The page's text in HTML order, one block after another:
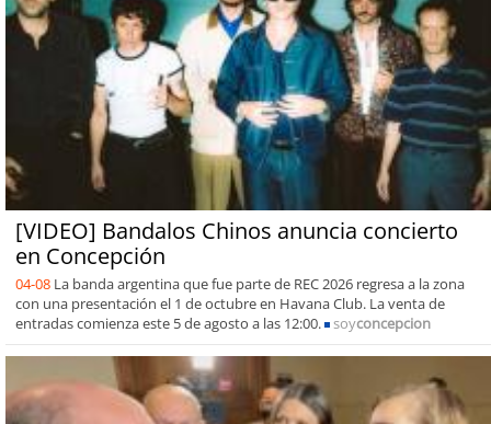
[VIDEO] Bandalos Chinos anuncia concierto
en Concepción
04-08 La banda argentina que fue parte de REC 2026 regresa a la zona
con una presentación el 1 de octubre en Havana Club. La venta de
entradas comienza este 5 de agosto a las 12:00.
soyconcepcion